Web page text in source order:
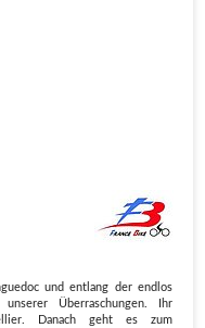
und entlang der endlos
Überraschungen. Ihr
Danach geht es zum